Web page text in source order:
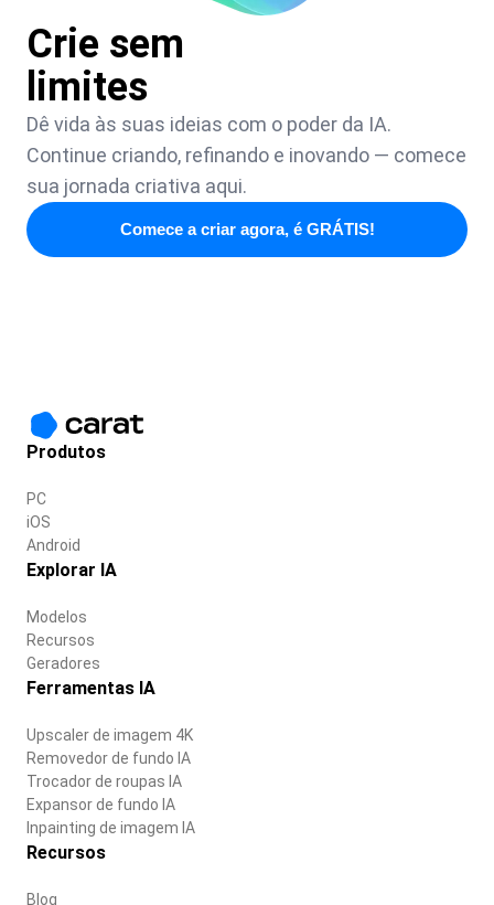
Crie sem
limites
Dê vida às suas ideias com o poder da IA.
Continue criando, refinando e inovando — comece
sua jornada criativa aqui.
Comece a criar agora, é GRÁTIS!
Produtos
PC
iOS
Android
Explorar IA
Modelos
Recursos
Geradores
Ferramentas IA
Upscaler de imagem 4K
Removedor de fundo IA
Trocador de roupas IA
Expansor de fundo IA
Inpainting de imagem IA
Recursos
Blog